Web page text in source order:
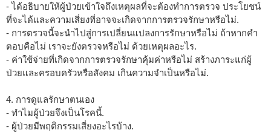
- ได้อธิบายให้ผู้ป่วยเข้าใจถึงเหตุผลที่จะต้องทำการตรวจ ประโยชน์
ที่จะได้และความเสี่ยงที่อาจจะเกิดจากการตรวจรักษาหรือไม่.
- การตรวจนี้จะนำไปสู่การเปลี่ยนแปลงการรักษาหรือไม่ ถ้าหากคำ
ตอบคือไม่ เราจะยังตรวจหรือไม่ ด้วยเหตุผลอะไร.
- ค่าใช้จ่ายที่เกิดจากการตรวจรักษาคุ้มค่าหรือไม่ สร้างภาระแก่ผู้
ป่วยและครอบครัวหรือสังคม เกินความจำเป็นหรือไม่.
4. การดูแลรักษาตนเอง
- ทำไมผู้ป่วยจึงเป็นโรคนี้.
- ผู้ป่วยมีพฤติกรรมเสี่ยงอะไรบ้าง.